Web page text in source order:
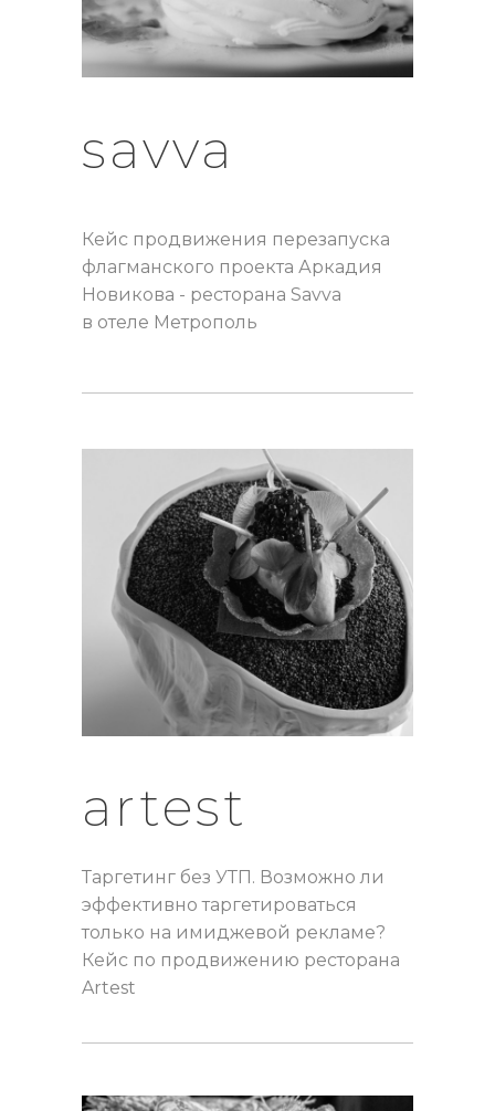
Кейс продвижения перезапуска
флагманского проекта Аркадия
Новикова - ресторана Savva
в отеле Метрополь
artest
Таргетинг без УТП. Возможно ли
эффективно таргетироваться
только на имиджевой рекламе?
Кейс по продвижению ресторана
Artest
savva